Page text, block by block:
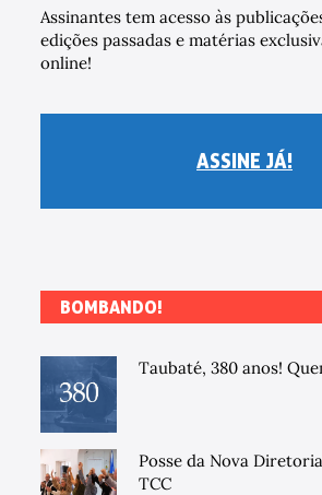
Assinantes tem acesso às
edições passadas e matérias
online!
ASSINE JÁ!
BOMBANDO!
Taubaté, 380 anos!
Posse da Nova
TCC